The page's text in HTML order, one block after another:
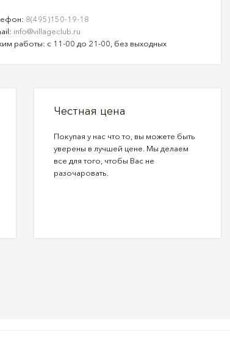
8(495)150-19-18
info@villageclub.ru
работы: с 11-00 до 21-00, без выходных
Честная цена
Покупая у нас что то, вы можете быть
уверены в лучшей цене. Мы делаем
все для того, чтобы Вас не
разочаровать.